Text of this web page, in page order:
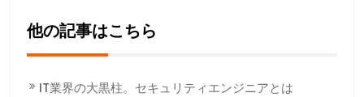
他の記事はこちら
IT業界の大黒柱。セキュリティエンジニアとは